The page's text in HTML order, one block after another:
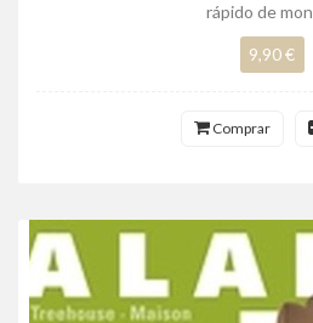
rápido de
9,90 €
Comprar